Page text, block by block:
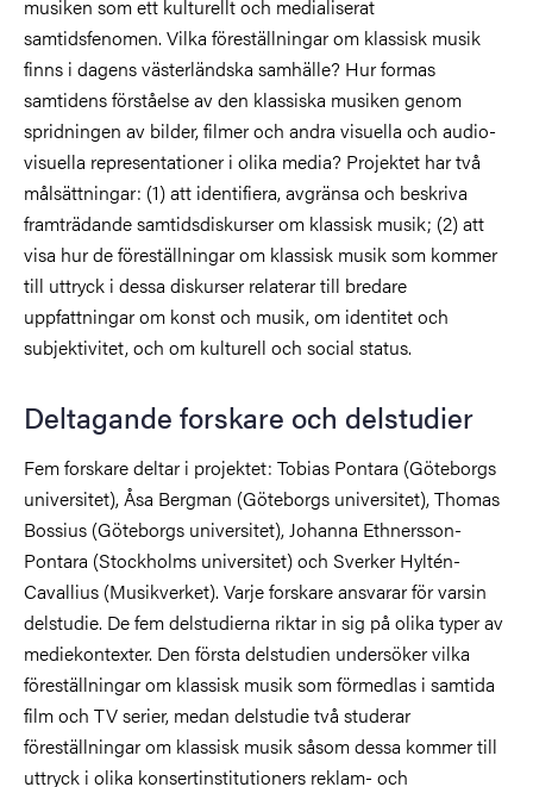
musiken som ett kulturellt och medialiserat
samtidsfenomen. Vilka föreställningar om klassisk musik
finns i dagens västerländska samhälle? Hur formas
samtidens förståelse av den klassiska musiken genom
spridningen av bilder, filmer och andra visuella och audio-
visuella representationer i olika media? Projektet har två
målsättningar: (1) att identifiera, avgränsa och beskriva
framträdande samtidsdiskurser om klassisk musik; (2) att
visa hur de föreställningar om klassisk musik som kommer
till uttryck i dessa diskurser relaterar till bredare
uppfattningar om konst och musik, om identitet och
subjektivitet, och om kulturell och social status.
Deltagande forskare och delstudier
Fem forskare deltar i projektet: Tobias Pontara (Göteborgs
universitet), Åsa Bergman (Göteborgs universitet), Thomas
Bossius (Göteborgs universitet), Johanna Ethnersson-
Pontara (Stockholms universitet) och Sverker Hyltén-
Cavallius (Musikverket). Varje forskare ansvarar för varsin
delstudie. De fem delstudierna riktar in sig på olika typer av
mediekontexter. Den första delstudien undersöker vilka
föreställningar om klassisk musik som förmedlas i samtida
film och TV serier, medan delstudie två studerar
föreställningar om klassisk musik såsom dessa kommer till
uttryck i olika konsertinstitutioners reklam- och